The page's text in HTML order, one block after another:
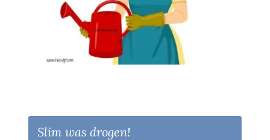
Slim was drogen!